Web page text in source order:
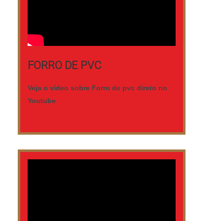
na fidelização do cliente. É importante
lembrar que o produto deve sempre ser
adquirido com empresas especializadas
no segmento. Esse tipo de cuidado ajuda
a garantir a qualidade e durabilidade dos
materiais, além de evitar prejuízos com
adequadamente. Assim, é possível poupar
motivos para a Nova Geração forros PVC
FORRO DE PVC
Veja o vídeo sobre Forro de pvc direto no
Youtube